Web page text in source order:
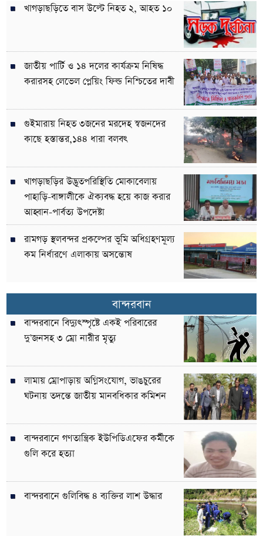
খাগড়াছড়িতে বাস উল্টে নিহত ২, আহত ১০
জাতীয় পার্টি ও ১৪ দলের কার্যক্রম নিষিদ্ধ
করারসহ লেভেল প্লেয়িং ফিল্ড নিশ্চিতের দাবী
গুইমারায় নিহত ৩জনের মরদেহ স্বজনদের
কাছে হস্তান্তর,১৪৪ ধারা বলবৎ
খাগড়াছড়ির উদ্ভূতপরিস্থিতি মোকাবেলায়
পাহাড়ি-বাঙ্গালীকে ঐক্যবদ্ধ হয়ে কাজ করার
আহ্বান-পার্বত্য উপদেষ্টা
রামগড় স্থলবন্দর প্রকল্পের ভূমি অধিগ্রহণমূল্য
কম নির্ধারণে এলাকায় অসন্তোষ
বান্দরবান
বান্দরবানে বিদ্যুৎস্পৃষ্টে একই পরিবারের
দু’জনসহ ৩ ম্রো নারীর মৃত্যু
লামায় ম্রোপাড়ায় অগ্নিসংযোগ, ভাঙচুরের
ঘটনায় তদন্তে জাতীয় মানবধিকার কমিশন
বান্দরবানে গণতান্ত্রিক ইউপিডিএফের কর্মীকে
গুলি করে হত্যা
বান্দরবানে গুলিবিদ্ধ ৪ ব্যক্তির লাশ উদ্ধার